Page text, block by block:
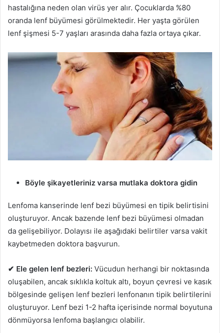
hastalığına neden olan virüs yer alır. Çocuklarda %80
oranda lenf büyümesi görülmektedir. Her yaşta görülen
lenf şişmesi 5-7 yaşları arasında daha fazla ortaya çıkar.
Böyle şikayetleriniz varsa mutlaka doktora gidin
Lenfoma kanserinde lenf bezi büyümesi en tipik belirtisini
oluşturuyor. Ancak bazende lenf bezi büyümesi olmadan
da gelişebiliyor. Dolayısı ile aşağıdaki belirtiler varsa vakit
kaybetmeden doktora başvurun.
✔ Ele gelen lenf bezleri: Vücudun herhangi bir noktasında
oluşabilen, ancak sıklıkla koltuk altı, boyun çevresi ve kasık
bölgesinde gelişen lenf bezleri lenfonanın tipik belirtilerini
oluşturuyor. Lenf bezi 1-2 hafta içerisinde normal boyutuna
dönmüyorsa lenfoma başlangıcı olabilir.